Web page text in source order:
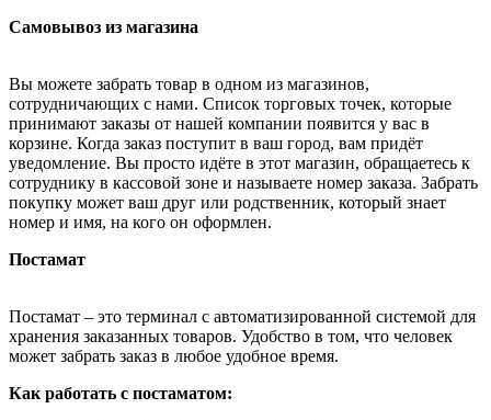
Самовывоз из магазина
Вы можете забрать товар в одном из магазинов,
сотрудничающих с нами. Список торговых точек, которые
принимают заказы от нашей компании появится у вас в
корзине. Когда заказ поступит в ваш город, вам придёт
уведомление. Вы просто идёте в этот магазин, обращаетесь к
сотруднику в кассовой зоне и называете номер заказа. Забрать
покупку может ваш друг или родственник, который знает
номер и имя, на кого он оформлен.
Постамат
Постамат – это терминал с автоматизированной системой для
хранения заказанных товаров. Удобство в том, что человек
может забрать заказ в любое удобное время.
Как работать с постаматом: